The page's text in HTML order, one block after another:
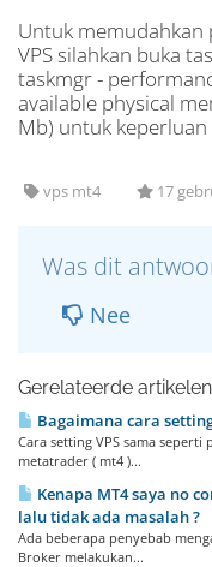
Untuk
VPS silahkan buka
taskmgr -
available physical
Mb) untuk
vps mt4 17
Was dit
Nee
Gerelateerde artikelen
Bagaimana cara
Cara setting VPS sama
metatrader ( mt4 )...
Kenapa MT4 saya no
lalu tidak ada masalah ?
Ada beberapa penyebab
Broker melakukan...